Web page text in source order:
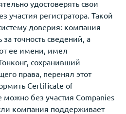
удостоверять свои
участия регистратора. Такой
доверия: компания
за точность сведений, а
ее имени, имел
сохранивший
права, перенял этот
Certificate of
можно без участия Companies
компания поддерживает